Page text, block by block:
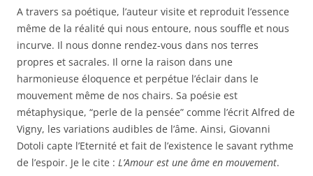
A travers sa poétique, l’auteur visite et reproduit l’essence
même de la réalité qui nous entoure, nous souffle et nous
incurve. Il nous donne rendez-vous dans nos terres
propres et sacrales. Il orne la raison dans une
harmonieuse éloquence et perpétue l’éclair dans le
mouvement même de nos chairs. Sa poésie est
métaphysique, “perle de la pensée” comme l’écrit Alfred de
Vigny, les variations audibles de l’âme. Ainsi, Giovanni
Dotoli capte l’Eternité et fait de l’existence le savant rythme
de l’espoir. Je le cite : L’Amour est une âme en mouvement.